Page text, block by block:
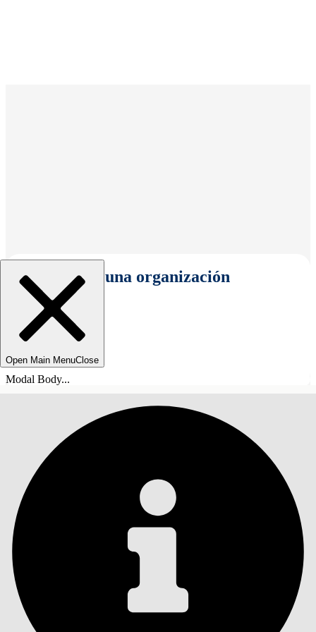
Seleccionar una organización
Open Main MenuClose
Modal Body...
Índice de materias
ÍNDICE DE MATERIAS